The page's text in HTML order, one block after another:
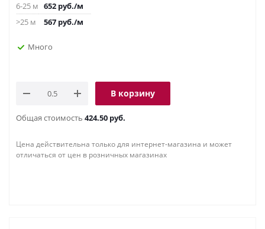
6-25 м 652 руб./м
>25 м
567 руб./м
Много
В корзину
Общая стоимость 424.50 руб.
Цена действительна только для интернет-магазина и может
отличаться от цен в розничных магазинах